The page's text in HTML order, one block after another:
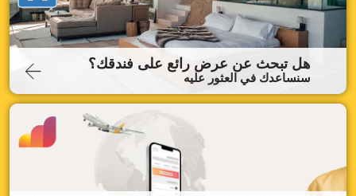
هل تبحث عن عرض رائع على فندقك؟
سنساعدك في العثور عليه